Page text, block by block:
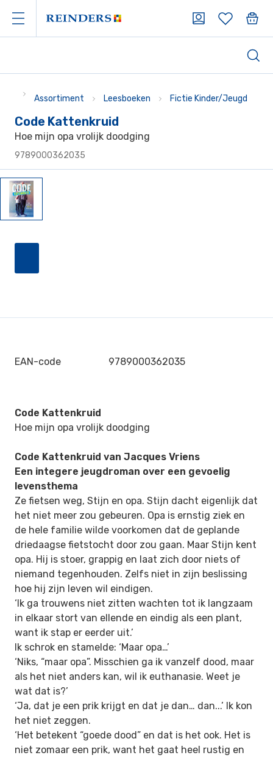
Assortiment Leesboeken Fictie Kinder/Jeugd
Code Kattenkruid
Hoe mijn opa vrolijk doodging
9789000362035
EAN-code 9789000362035
Code Kattenkruid
Hoe mijn opa vrolijk doodging
Code Kattenkruid van Jacques Vriens
Een integere jeugdroman over een gevoelig
levensthema
Ze fietsen weg, Stijn en opa. Stijn dacht eigenlijk dat
het niet meer zou gebeuren. Opa is ernstig ziek en
de hele familie wilde voorkomen dat de geplande
driedaagse fietstocht door zou gaan. Maar Stijn kent
opa. Hij is stoer, grappig en laat zich door niets of
niemand tegenhouden. Zelfs niet in zijn beslissing
hoe hij zijn leven wil eindigen.
‘Ik ga trouwens niet zitten wachten tot ik langzaam
in elkaar stort van ellende en eindig als een plant,
want ik stap er eerder uit.’
Ik schrok en stamelde: ‘Maar opa…’
‘Niks, “maar opa”. Misschien ga ik vanzelf dood, maar
als het niet anders kan, wil ik euthanasie. Weet je
wat dat is?’
‘Ja, dat je een prik krijgt en dat je dan… dan...’ Ik kon
het niet zeggen.
‘Het betekent “goede dood” en dat is het ook. Het is
niet zomaar een prik, want het gaat heel rustig en